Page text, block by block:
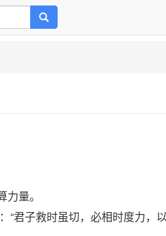
量。
“君子救时虽切，必相时度力，